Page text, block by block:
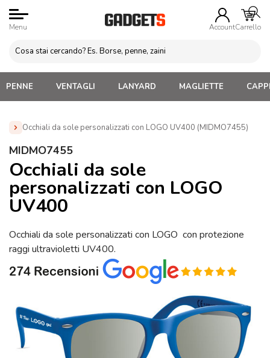
Menu AccountCarrello
PENNE VENTAGLI LANYARD MAGLIETTE
Occhiali da sole personalizzati con LOGO UV400 (MIDMO7455)
Home » Occhiali da Sole Personalizzati
LOGO UV400 (MIDMO7455)
MIDMO7455
Occhiali da sole
personalizzati con LOGO
UV400
Occhiali da sole personalizzati con LOGO con protezione
raggi ultravioletti UV400.